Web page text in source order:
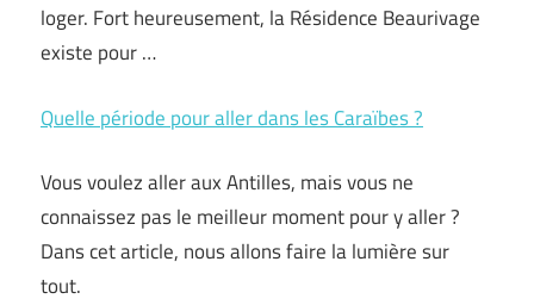
loger. Fort heureusement, la Résidence Beaurivage
existe pour …
Quelle période pour aller dans les Caraïbes ?
Vous voulez aller aux Antilles, mais vous ne
connaissez pas le meilleur moment pour y aller ?
Dans cet article, nous allons faire la lumière sur
tout.